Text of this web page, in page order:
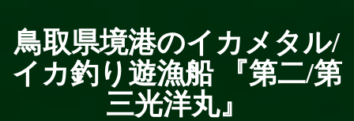
鳥取県境港のイカメタル/
イカ釣り遊漁船 『第二/第
三光洋丸』